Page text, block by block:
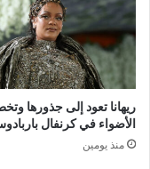
ريهانا تعود إلى جذورها
الأضواء في كرنفال
منذ يومين